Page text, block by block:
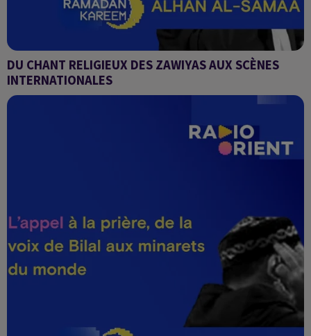
DU CHANT RELIGIEUX DES ZAWIYAS AUX SCÈNES
INTERNATIONALES
Alhan Al-Samaa